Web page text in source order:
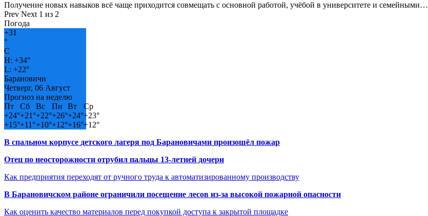
Получение новых навыков всё чаще приходится совмещать с основной работой, учёбой в университете и семейными…
Prev Next 1 из 2
Погода
+31
°
C
H: +34°
L: +22°
Барановичи
Четверг, 06 Август
Прогноз на неделю
Пт
Сб Вс Пн Вт
Ср
+24°+21°+22°+26°+24°+23°
+15°+11°+10°+12°+16°+12°
В спальном корпусе детского лагеря под Барановичами произошёл пожар
Отец по неосторожности отрубил пальцы 13-летней дочери
Как предприятия переходят от ручного труда к автоматизированному производству
В Барановичском районе ограничили посещение лесов из-за высокой пожарной опасности
Как оценить качество материалов перед покупкой доступа к закрытой площадке